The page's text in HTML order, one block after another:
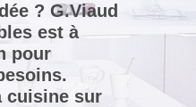
? G.Viaud
est à
pour
cuisine sur